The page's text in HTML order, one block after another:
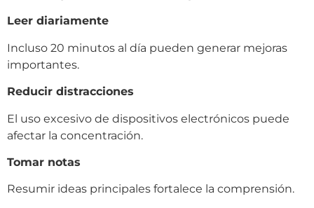
Leer diariamente
Incluso 20 minutos al día pueden generar mejoras
importantes.
Reducir distracciones
El uso excesivo de dispositivos electrónicos puede
afectar la concentración.
Tomar notas
Resumir ideas principales fortalece la comprensión.